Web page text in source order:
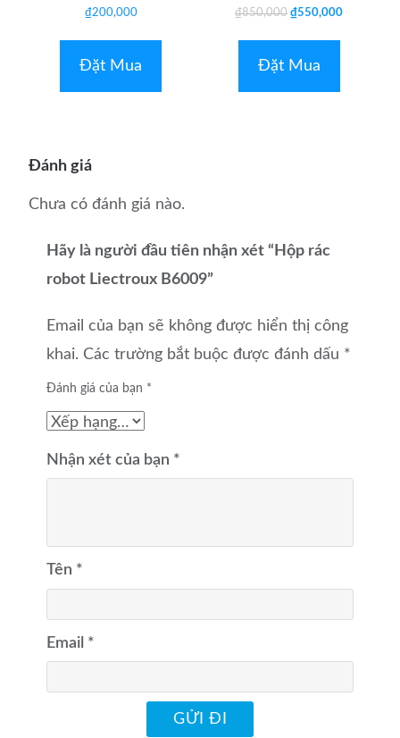
Được
xếp
5
sao
₫200,000
Đặt Mua
Được
5
sao
₫850,000 Giá
là:
₫550,000Giá
Đặt Mua
Đánh giá
Chưa có đánh giá nào.
Hãy là người đầu tiên nhận xét “Hộp rác
robot Liectroux B6009”
Email của bạn sẽ không được hiển thị công
khai. Các trường bắt buộc được đánh dấu *
Đánh giá của bạn *
Nhận xét của bạn *
Tên *
Email *